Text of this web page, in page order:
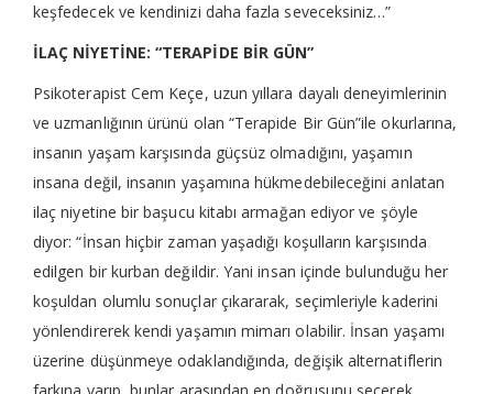
keşfedecek ve kendinizi daha fazla seveceksiniz…”
İLAÇ NİYETİNE: “TERAPİDE BİR GÜN”
Psikoterapist Cem Keçe, uzun yıllara dayalı deneyimlerinin
ve uzmanlığının ürünü olan “Terapide Bir Gün”ile okurlarına,
insanın yaşam karşısında güçsüz olmadığını, yaşamın
insana değil, insanın yaşamına hükmedebileceğini anlatan
ilaç niyetine bir başucu kitabı armağan ediyor ve şöyle
diyor: “İnsan hiçbir zaman yaşadığı koşulların karşısında
edilgen bir kurban değildir. Yani insan içinde bulunduğu her
koşuldan olumlu sonuçlar çıkararak, seçimleriyle kaderini
yönlendirerek kendi yaşamın mimarı olabilir. İnsan yaşamı
üzerine düşünmeye odaklandığında, değişik alternatiflerin